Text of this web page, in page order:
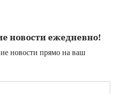
новости ежедневно!
новости прямо на ваш